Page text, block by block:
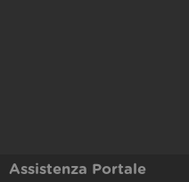
Assistenza Portale